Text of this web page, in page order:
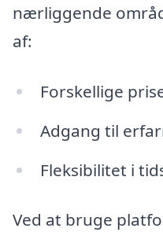
nærliggende
af:
Forskellige
Adgang til
Fleksibilitet i
Ved at bruge